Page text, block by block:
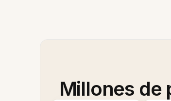
Millones de